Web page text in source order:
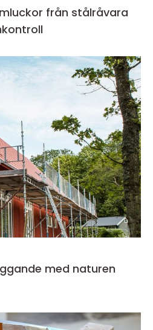
stålråvara
med naturen